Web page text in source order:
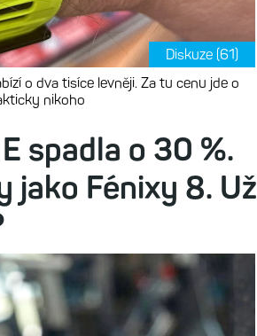
Diskuze (61)
o dva tisíce levněji. Za tu cenu jde o
nikoho
spadla o 30 %.
jako Fénixy 8. Už